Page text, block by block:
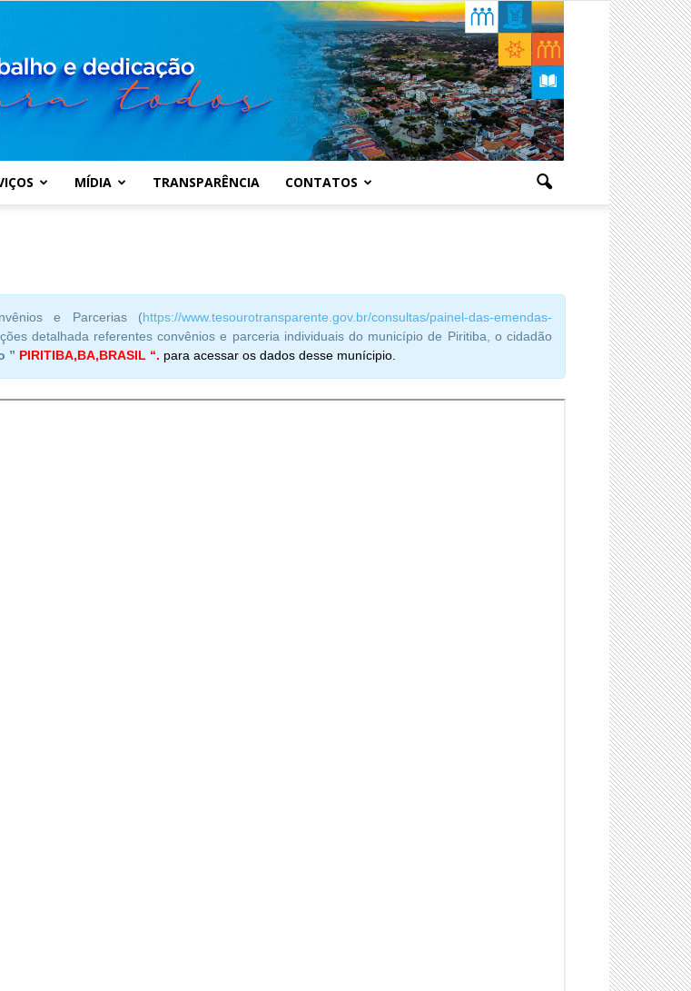
Municipal
MÍDIA TRANSPARÊNCIA CONTATOS
e Parcerias (https://www.tesourotransparente.gov.br/consultas/painel-das-emendas-
detalhada referentes convênios e parceria individuais do município de Piritiba, o cidadão
” PIRITIBA,BA,BRASIL “. para acessar os dados desse munícipio.